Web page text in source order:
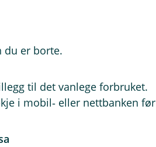
du er borte.
til det vanlege forbruket.
i mobil‑ eller nettbanken før